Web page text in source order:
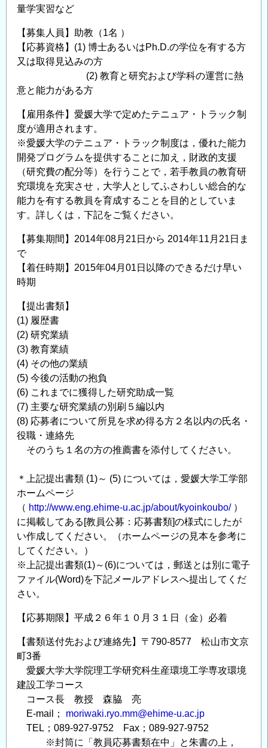
量学実習など
【募集人員】助教（1名 ）
【応募資格】(1) 博士あるいはPh.D.の学位を有する方
又は取得見込みの方
(2) 教育と研究および学科の運営に熱
意と能力がある方
【雇用条件】愛媛大学で定めたテニュア・トラック制
度が適用されます。
※愛媛大学のテニュア・トラック制度は，優れた能力
開発プログラムを提供することに加え，財政的支援
（研究費の配分等）を行うことで，若手教員の教育研
究環境を充実させ，大学人としてふさわしい総合的な
能力を有する教員を育成することを目的としていま
す。詳しくは，下記をご覧ください。
【募集期間】2014年08月21日から 2014年11月21日ま
で
【着任時期】2015年04月01日以降のできるだけ早い
時期
【提出書類】
(1) 履歴書
(2) 研究業績
(3) 教育業績
(4) その他の業績
(5) 今後の活動の抱負
(6) これまでに獲得した研究助成一覧
(7) 主要な研究業績の別刷５編以内
(8) 応募者について所見を求め得る方２名以内の氏名・
役職・連絡先
そのうち１名の方の推薦書を添付してください。
＊上記提出書類 (1)～ (5) については，愛媛大学工学部
ホームページ
（ http://www.eng.ehime-u.ac.jp/about/kyoinkoubo/）
に掲載してある[教員公募：応募書類]の様式にしたが
い作成してください。（ホームページの見本を参考に
してください。）
※上記提出書類(1)～(6)については，郵送とは別に電子
ファイル(Word)を下記メールアドレスへ提出してくだ
さい。
【応募期限】平成２６年１０月３１日（金）必着
【書類送付先および連絡先】〒790-8577 松山市文京
町3番
愛媛大学大学院理工学研究科生産環境工学専攻環境
建設工学コース
コース長 教授 森脇 亮
E-mail； moriwaki.ryo.mm@ehime-u.ac.jp
TEL；089-927-9752 Fax；089-927-9752
※封筒に「教員応募書類在中」と朱書の上，